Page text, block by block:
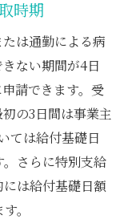
時期
は通勤による病
ない期間が4日
請できます。受
の3日間は事業主
ては給付基礎日
さらに特別支給
は給付基礎日額
。